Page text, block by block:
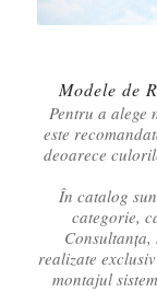
Modele de
Pentru a alege
este
deoarece
În catalog
categorie,
realizate
montajul